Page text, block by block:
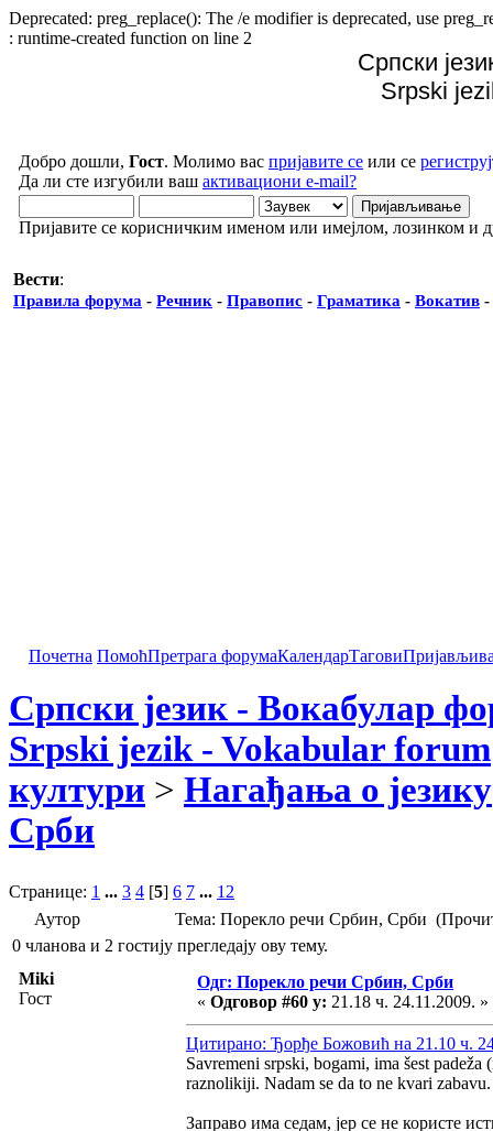
Deprecated: preg_replace(): The /e modifier is deprecated, use
: runtime-created function on line 2
Српски
Srpski
Добро дошли, Гост. Молимо вас пријавите се или се
Да ли сте изгубили ваш активациони e-mail?
Пријавите се корисничким именом или имејлом, лозинком и
Вести:
Правила форума - Речник - Правопис - Граматика - Вокатив -
Почетна ПомоћПретрага форумаКалендарТагови
Српски језик - Вокабулар
Srpski jezik - Vokabular forum
култури > Нагађања о језику
Срби
Странице: 1 ... 3 4 [5] 6 7 ... 12
Аутор
Тема: Порекло речи Србин, Срби
0 чланова и 2 гостију прегледају ову тему.
Miki
Гост
Одг: Порекло речи Србин, Срби
« Одговор #60 у: 21.18 ч. 24.11.2009. »
Цитирано: Ђорђе Божовић на 21.10 ч.
Savremeni srpski, bogami, ima šest
raznolikiji. Nadam se da to ne kvari
Заправо има седам, јер се не користе